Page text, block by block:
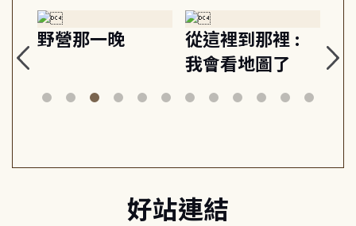
野營那一晚
從這裡到那裡 :
我會看地圖了
美
好站連結